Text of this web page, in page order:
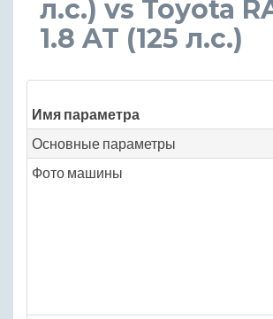
л.с.) vs Toyota
1.8 AT (125 л.с.)
Имя параметра
Основные параметры
Фото машины